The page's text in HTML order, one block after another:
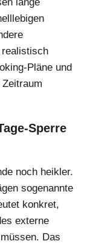
realistisch
Pläne und
Sperre
noch heikler.
sogenannte
konkret,
externe
Das